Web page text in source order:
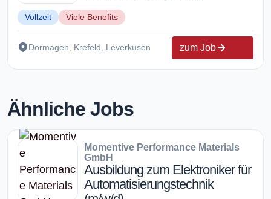
Vollzeit Viele Benefits
Dormagen, Krefeld, Leverkusen zum Job
Ähnliche Jobs
Momentive Performance Materials
GmbH
Ausbildung zum Elektroniker für
Automatisierungstechnik